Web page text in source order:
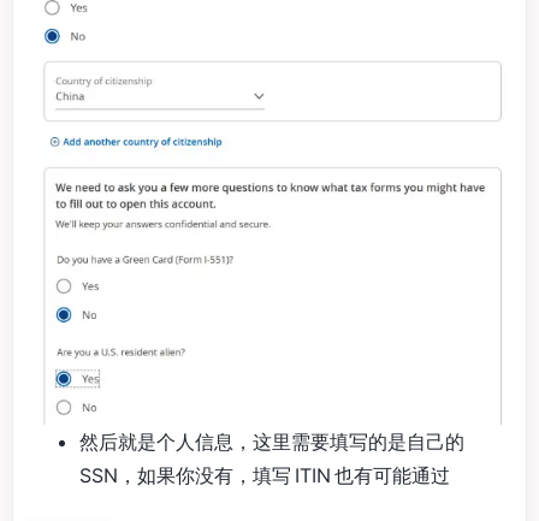
然后就是个人信息，这里需要填写的是自己的
SSN，如果你没有，填写 ITIN 也有可能通过